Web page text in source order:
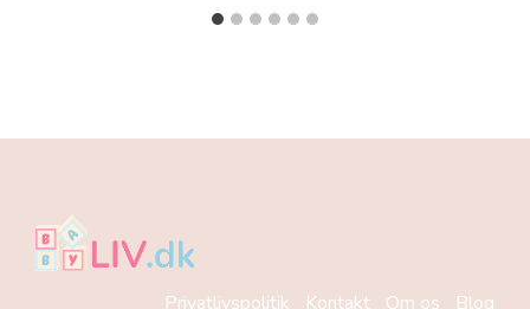
Privatlivspolitik Kontakt Om os Blog